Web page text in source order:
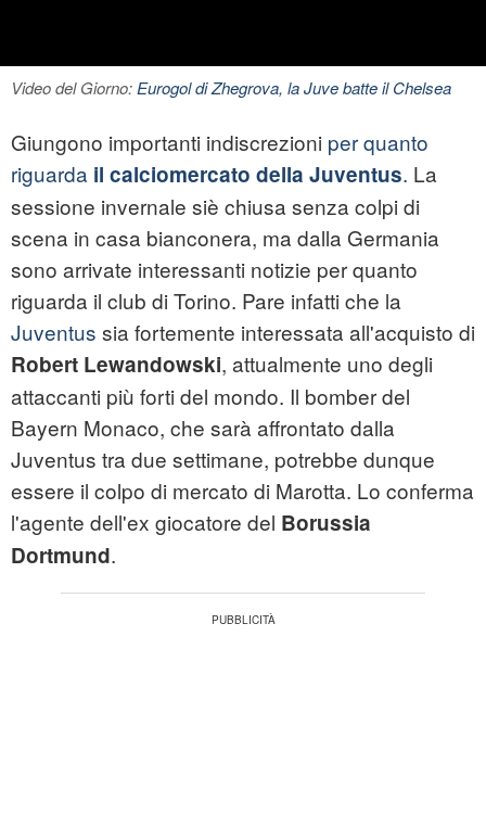
Video del Giorno:Eurogol di Zhegrova, la Juve batte il Chelsea
Giungono importanti indiscrezioni per quanto
riguarda il calciomercato della Juventus. La
sessione invernale siè chiusa senza colpi di
scena in casa bianconera, ma dalla Germania
sono arrivate interessanti notizie per quanto
riguarda il club di Torino. Pare infatti che la
Juventus sia fortemente interessata all'acquisto di
Robert Lewandowski, attualmente uno degli
attaccanti più forti del mondo. Il bomber del
Bayern Monaco, che sarà affrontato dalla
Juventus tra due settimane, potrebbe dunque
essere il colpo di mercato di Marotta. Lo conferma
l'agente dell'ex giocatore del Borussia
Dortmund.